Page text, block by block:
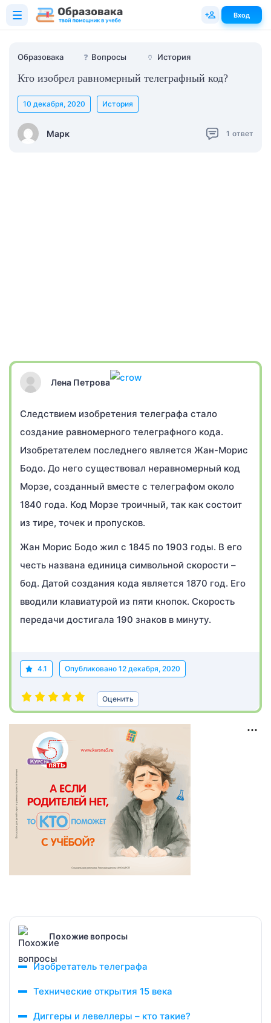
Образовака ❓ Вопросы 🏺 История
Кто изобрел равномерный телеграфный код?
Марк
10 декабря, 2020 История
1 ответ
Лена Петрова
Следствием изобретения телеграфа стало
создание равномерного телеграфного кода.
Изобретателем последнего является Жан-Морис
Бодо. До него существовал неравномерный код
Морзе, созданный вместе с телеграфом около
1840 года. Код Морзе троичный, так как состоит
из тире, точек и пропусков.
Жан Морис Бодо жил с 1845 по 1903 годы. В его
честь названа единица символьной скорости –
бод. Датой создания кода является 1870 год. Его
вводили клавиатурой из пяти кнопок. Скорость
передачи достигала 190 знаков в минуту.
4.1 Опубликовано 12 декабря, 2020
Оценить
Похожие вопросы
Изобретатель телеграфа
Технические открытия 15 века
Диггеры и левеллеры – кто такие?
Вход